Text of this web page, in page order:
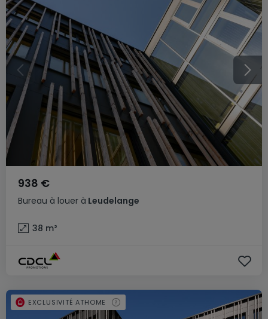
Bureau à louer à Leudelange
938 €
38 m²
EXCLUSIVITÉ ATHOME